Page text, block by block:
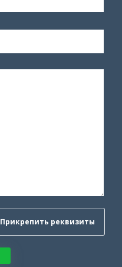
Прикрепить реквизиты